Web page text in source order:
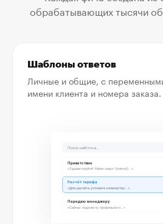
обрабатывающих тысячи
Шаблоны ответов
Личные и общие, с
имени клиента и номера заказа.